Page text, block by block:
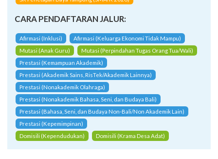
SK Penetapan Daya Tampung (SMA/K 2026)
CARA PENDAFTARAN JALUR:
Afirmasi (Inklusi)
Afirmasi (Keluarga Ekonomi Tidak Mampu)
Mutasi (Anak Guru)
Mutasi (Perpindahan Tugas Orang Tua/Wali)
Prestasi (Kemampuan Akademik)
Prestasi (Akademik Sains, RisTek/Akademik Lainnya)
Prestasi (Nonakademik Olahraga)
Prestasi (Nonakademik Bahasa, Seni, dan Budaya Bali)
Prestasi (Bahasa, Seni, dan Budaya Non-Bali/Non Akademik Lain)
Prestasi (Kepemimpinan)
Domisili (Kependudukan)
Domisili (Krama Desa Adat)